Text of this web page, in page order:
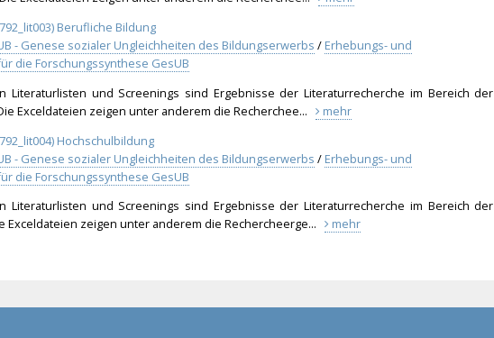
Berufliche Bildung
- Genese sozialer Ungleichheiten des Bildungserwerbs / Erhebungs- und
die Forschungssynthese GesUB
Literaturlisten und Screenings sind Ergebnisse der Literaturrecherche im Bereich der
Exceldateien zeigen unter anderem die Recherchee...
mehr
Hochschulbildung
- Genese sozialer Ungleichheiten des Bildungserwerbs / Erhebungs- und
die Forschungssynthese GesUB
Literaturlisten und Screenings sind Ergebnisse der Literaturrecherche im Bereich der
Exceldateien zeigen unter anderem die Rechercheerge...
mehr